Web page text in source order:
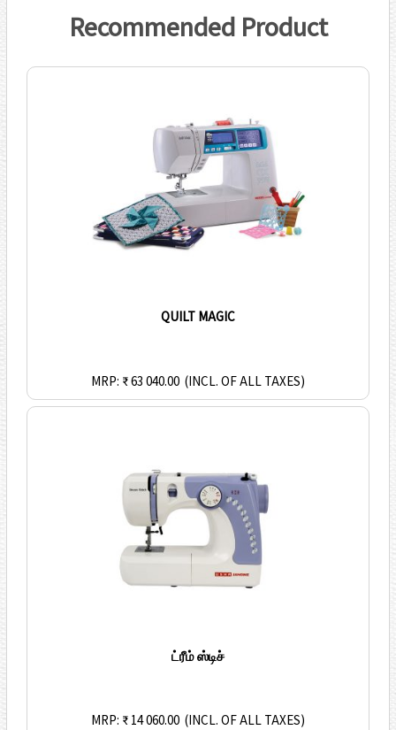
Recommended Product
QUILT MAGIC
MRP: ₹ 63 040.00 (INCL. OF ALL TAXES)
ட்ரீம் ஸ்டிச்
MRP: ₹ 14 060.00 (INCL. OF ALL TAXES)